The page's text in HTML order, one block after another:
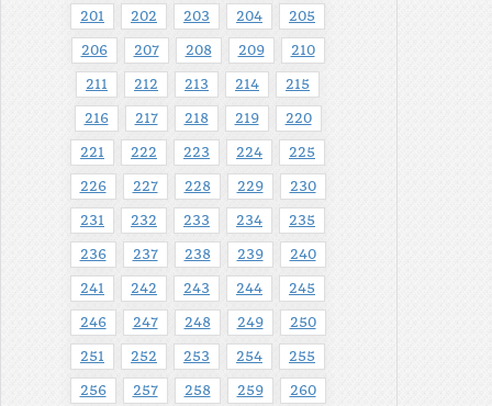
201 202 203 204 205
206 207 208 209 210
211 212 213 214 215
216 217 218 219 220
221 222 223 224 225
226 227 228 229 230
231 232 233 234 235
236 237 238 239 240
241 242 243 244 245
246 247 248 249 250
251 252 253 254 255
256 257 258 259 260